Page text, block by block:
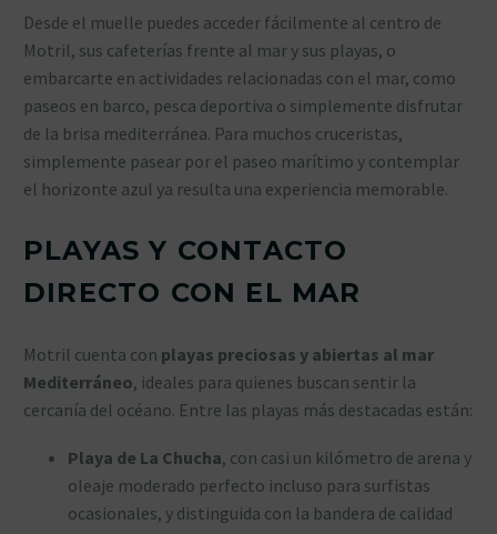
Desde el muelle puedes acceder fácilmente al centro de
Motril, sus cafeterías frente al mar y sus playas, o
embarcarte en actividades relacionadas con el mar, como
paseos en barco, pesca deportiva o simplemente disfrutar
de la brisa mediterránea. Para muchos cruceristas,
simplemente pasear por el paseo marítimo y contemplar
el horizonte azul ya resulta una experiencia memorable.
PLAYAS Y CONTACTO
DIRECTO CON EL MAR
Motril cuenta con playas preciosas y abiertas al mar
Mediterráneo, ideales para quienes buscan sentir la
cercanía del océano. Entre las playas más destacadas están:
Playa de La Chucha, con casi un kilómetro de arena y
oleaje moderado perfecto incluso para surfistas
ocasionales, y distinguida con la bandera de calidad